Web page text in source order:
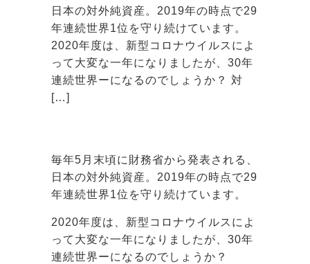
日本の対外純資産。2019年の時点で29
年連続世界1位を守り続けています。
2020年度は、新型コロナウイルスによ
って大変な一年になりましたが、30年
連続世界ーになるのでしょうか？ 対
[…]
毎年5月末頃に財務省から発表される、
日本の対外純資産。2019年の時点で29
年連続世界1位を守り続けています。
2020年度は、新型コロナウイルスによ
って大変な一年になりましたが、30年
連続世界ーになるのでしょうか？